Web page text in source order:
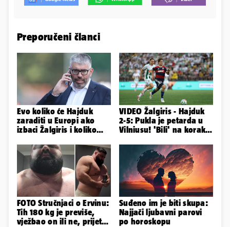
Preporučeni članci
Evo koliko će Hajduk
zaraditi u Europi ako
izbaci Žalgiris i koliko
VIDEO Žalgiris - Hajduk
2-5: Pukla je petarda u
Vilniusu! 'Bili' na korak
FOTO Stručnjaci o Ervinu:
Tih 180 kg je previše,
vježbao on ili ne, prijete
Suđeno im je biti skupa:
Najjači ljubavni parovi
po horoskopu